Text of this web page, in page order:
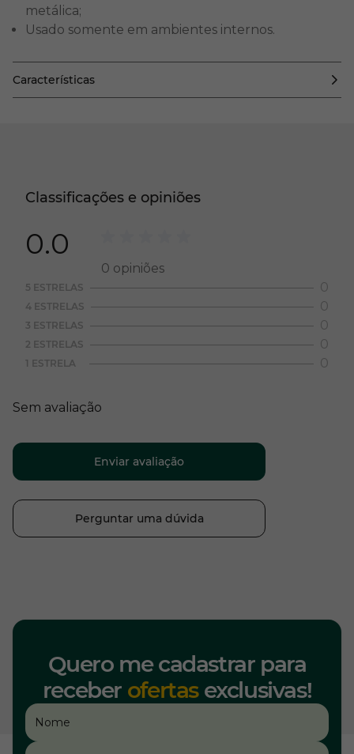
metálica;
Usado somente em ambientes internos.
Características
Classificações e opiniões
0.0
0 opiniões
5 ESTRELAS 0
4 ESTRELAS 0
3 ESTRELAS 0
2 ESTRELAS 0
1 ESTRELA 0
Sem avaliação
Enviar avaliação
Perguntar uma dúvida
Quero me cadastrar para
receber ofertasexclusivas!